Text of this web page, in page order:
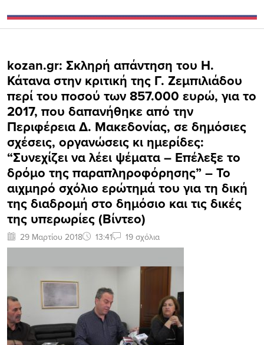
kozan.gr: Σκληρή απάντηση του Η.
Κάτανα στην κριτική της Γ. Ζεμπιλιάδου
περί του ποσού των 857.000 ευρώ, για το
2017, που δαπανήθηκε από την
Περιφέρεια Δ. Μακεδονίας, σε δημόσιες
σχέσεις, οργανώσεις κι ημερίδες:
“Συνεχίζει να λέει ψέματα – Επέλεξε το
δρόμο της παραπληροφόρησης” – Το
αιχμηρό σχόλιο ερώτημά του για τη δική
της διαδρομή στο δημόσιο και τις δικές
της υπερωρίες (Βίντεο)
29 Μαρτίου 2018 13:41 19 σχόλια